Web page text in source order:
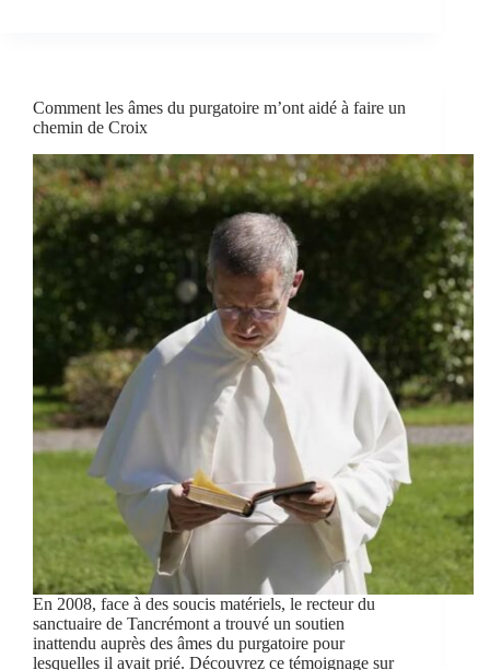
Comment les âmes du purgatoire m’ont aidé à faire un
chemin de Croix
En 2008, face à des soucis matériels, le recteur du
sanctuaire de Tancrémont a trouvé un soutien
inattendu auprès des âmes du purgatoire pour
lesquelles il avait prié. Découvrez ce témoignage sur